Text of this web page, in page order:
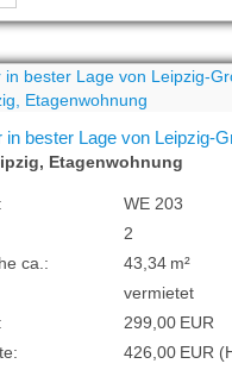
in bester Lage von Leipzig-
Etagenwohnung
WE 203
2
ca.:
43,34 m²
vermietet
299,00 EUR
426,00 EUR